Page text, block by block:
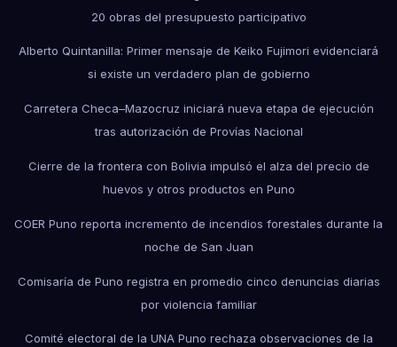
20 obras del presupuesto participativo
Alberto Quintanilla: Primer mensaje de Keiko Fujimori evidenciará
si existe un verdadero plan de gobierno
Carretera Checa–Mazocruz iniciará nueva etapa de ejecución
tras autorización de Provías Nacional
Cierre de la frontera con Bolivia impulsó el alza del precio de
huevos y otros productos en Puno
COER Puno reporta incremento de incendios forestales durante la
noche de San Juan
Comisaría de Puno registra en promedio cinco denuncias diarias
por violencia familiar
Comité electoral de la UNA Puno rechaza observaciones de la